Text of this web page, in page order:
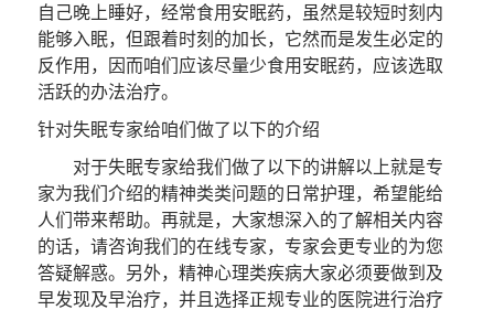
自己晚上睡好，经常食用安眠药，虽然是较短时刻内
能够入眠，但跟着时刻的加长，它然而是发生必定的
反作用，因而咱们应该尽量少食用安眠药，应该选取
活跃的办法治疗。
针对失眠专家给咱们做了以下的介绍
对于失眠专家给我们做了以下的讲解以上就是专
家为我们介绍的精神类类问题的日常护理，希望能给
人们带来帮助。再就是，大家想深入的了解相关内容
的话，请咨询我们的在线专家，专家会更专业的为您
答疑解惑。另外，精神心理类疾病大家必须要做到及
早发现及早治疗，并且选择正规专业的医院进行治疗